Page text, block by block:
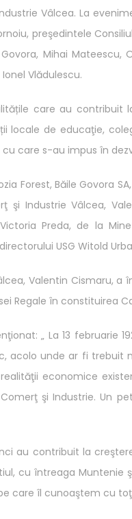
Vâlcea. La
preşedintele
Mihai Mateescu,
Vlădulescu.
care au contribuit
de educaţie,
cu care s-au impus în
Forest, Băile Govora
Industrie Vâlcea,
Preda, de la
USG Witold
Valentin Cismaru, a
Regale în constituirea
„ La 13 februarie
acolo unde ar fi trebuit
economice
şi Industrie. Un
au contribuit la
cu întreaga Muntenie
care îl cunoaştem cu